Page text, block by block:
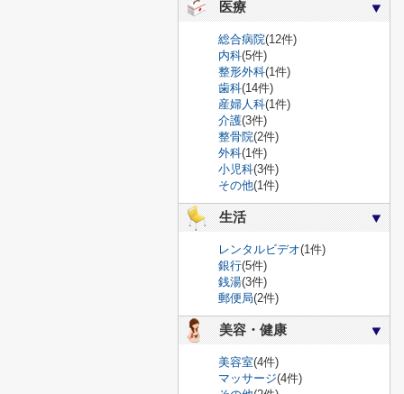
医療
総合病院(12件)
内科(5件)
整形外科(1件)
歯科(14件)
産婦人科(1件)
介護(3件)
整骨院(2件)
外科(1件)
小児科(3件)
その他(1件)
生活
レンタルビデオ(1件)
銀行(5件)
銭湯(3件)
郵便局(2件)
美容・健康
美容室(4件)
マッサージ(4件)